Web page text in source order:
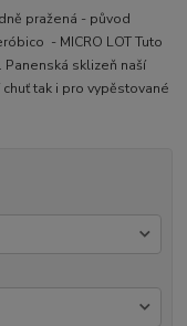
pražená - původ
- MICRO LOT Tuto
Panenská sklizeň naší
tak i pro vypěstované